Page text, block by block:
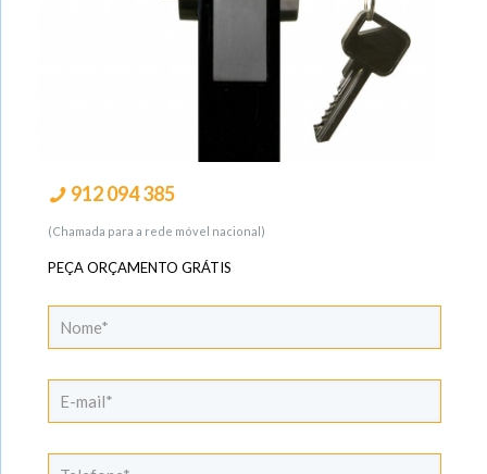
912 094 385
(Chamada para a rede móvel nacional)
PEÇA ORÇAMENTO GRÁTIS